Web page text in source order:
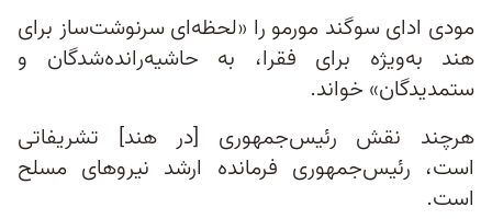
مودی ادای سوگند مورمو را «لحظه‌ای سرنوشت‌ساز برای
هند به‌ویژه برای فقرا، به حاشیه‌رانده‌شدگان و
ستمدیدگان» خواند.
هرچند نقش رئیس‌جمهوری [در هند] تشریفاتی
است، رئیس‌جمهوری فرمانده ارشد نیروهای مسلح
است.